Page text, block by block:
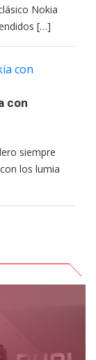
Nokia
[…]
con
siempre
los lumia